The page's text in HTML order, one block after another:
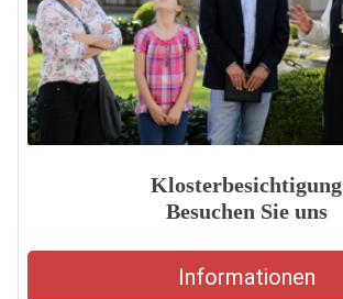
Klosterbesichtigung
Besuchen Sie uns
Informationen